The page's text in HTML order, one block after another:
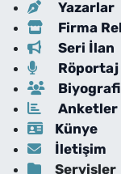
Yazarlar
Firma
Seri İlan
Röportaj
Biyografi
Anketler
Künye
İletişim
Servisler